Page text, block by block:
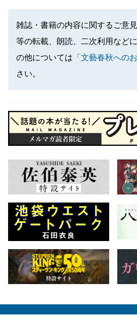
雑誌・書籍の内容に関するご意
等の転載、朗読、二次利用など
の他については 「文藝春秋への
さい。